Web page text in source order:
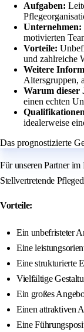
Aufgaben:
Unternehmen:
motivierten
Vorteile:
und zahlreiche
Weitere
Altersgruppen,
Warum dieser
einen echten
idealerweise
Das prognostizierte
Für unseren Partner
Stellvertretende
Vorteile:
Ein unbefristeter
Eine
Eine strukturierte
Vielfältige
Ein großes
Einen attraktiven
Eine